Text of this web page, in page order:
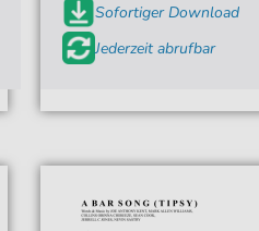
Sofortiger Download
Jederzeit abrufbar